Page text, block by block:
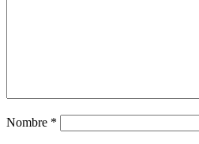
Nombre *